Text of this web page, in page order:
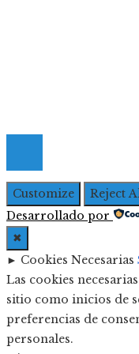
Customize Reject
Desarrollado por
✖
► Cookies Necesarias
Las cookies
sitio como inicios de
preferencias de
personales.